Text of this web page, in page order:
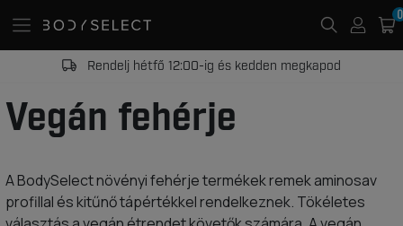
Rendelj hétfő 12:00-ig és kedden megkapod
Vegán fehérje
A BodySelect növényi fehérje termékek remek aminosav
profillal és kitűnő tápértékkel rendelkeznek. Tökéletes
0